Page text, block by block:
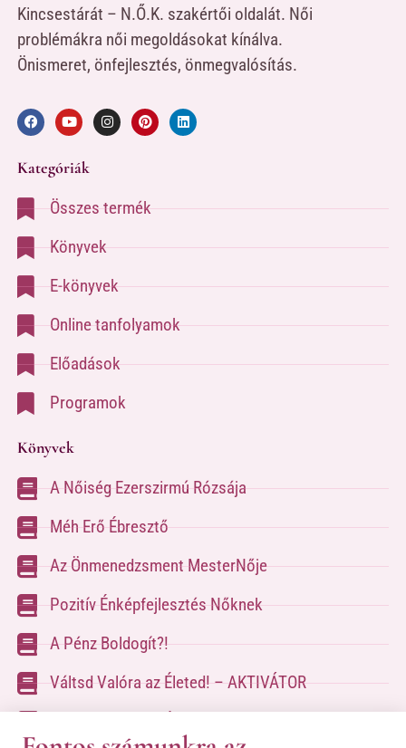
Kincsestárát – N.Ő.K. szakértői oldalát. Női
problémákra női megoldásokat kínálva.
Önismeret, önfejlesztés, önmegvalósítás.
Kategóriák
Összes termék
Könyvek
E-könyvek
Online tanfolyamok
Előadások
Programok
Könyvek
A Nőiség Ezerszirmú Rózsája
Méh Erő Ébresztő
Az Önmenedzsment MesterNője
Pozitív Énképfejlesztés Nőknek
A Pénz Boldogít?!
Váltsd Valóra az Életed! – AKTIVÁTOR